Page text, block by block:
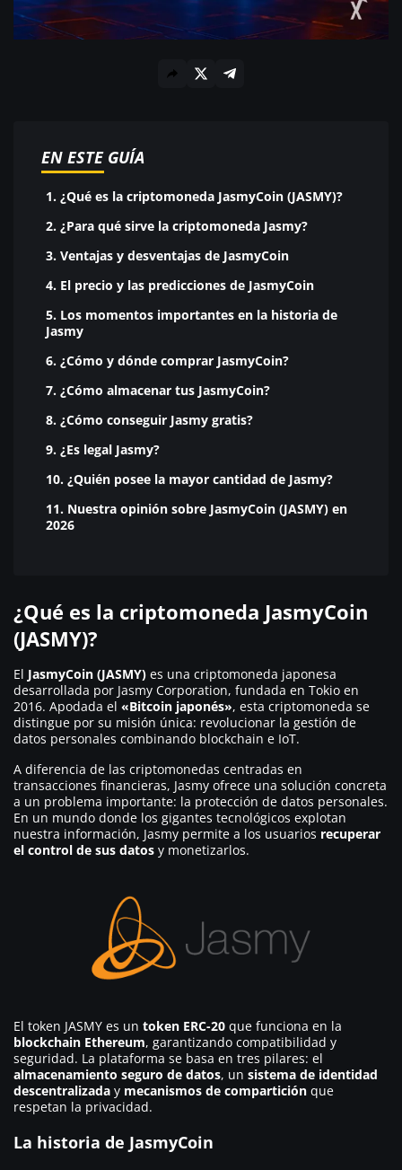
EN ESTE GUÍA
1. ¿Qué es la criptomoneda JasmyCoin (JASMY)?
2. ¿Para qué sirve la criptomoneda Jasmy?
3. Ventajas y desventajas de JasmyCoin
4. El precio y las predicciones de JasmyCoin
5. Los momentos importantes en la historia de
Jasmy
6. ¿Cómo y dónde comprar JasmyCoin?
7. ¿Cómo almacenar tus JasmyCoin?
8. ¿Cómo conseguir Jasmy gratis?
9. ¿Es legal Jasmy?
10. ¿Quién posee la mayor cantidad de Jasmy?
11. Nuestra opinión sobre JasmyCoin (JASMY) en
2026
¿Qué es la criptomoneda JasmyCoin
(JASMY)?
El JasmyCoin (JASMY) es una criptomoneda japonesa
desarrollada por Jasmy Corporation, fundada en Tokio en
2016. Apodada el «Bitcoin japonés», esta criptomoneda se
distingue por su misión única: revolucionar la gestión de
datos personales combinando blockchain e IoT.
A diferencia de las criptomonedas centradas en
transacciones financieras, Jasmy ofrece una solución concreta
a un problema importante: la protección de datos personales.
En un mundo donde los gigantes tecnológicos explotan
nuestra información, Jasmy permite a los usuarios recuperar
el control de sus datos y monetizarlos.
El token JASMY es un token ERC-20 que funciona en la
blockchain Ethereum, garantizando compatibilidad y
seguridad. La plataforma se basa en tres pilares: el
almacenamiento seguro de datos, un sistema de identidad
descentralizada y mecanismos de compartición que
respetan la privacidad.
La historia de JasmyCoin